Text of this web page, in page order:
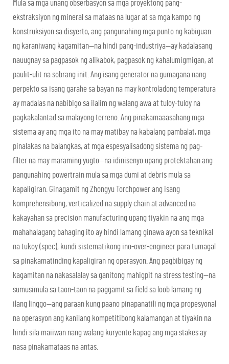
Mula sa mga unang obserbasyon sa mga proyektong pang-
ekstraksiyon ng mineral sa mataas na lugar at sa mga kampo ng
konstruksiyon sa disyerto, ang pangunahing mga punto ng kabiguan
ng karaniwang kagamitan—na hindi pang-industriya—ay kadalasang
nauugnay sa pagpasok ng alikabok, pagpasok ng kahalumigmigan, at
paulit-ulit na sobrang init. Ang isang generator na gumagana nang
perpekto sa isang garahe sa bayan na may kontroladong temperatura
ay madalas na nabibigo sa ilalim ng walang awa at tuloy-tuloy na
pagkakalantad sa malayong terreno. Ang pinakamaaasahang mga
sistema ay ang mga ito na may matibay na kabalang pambalat, mga
pinalakas na balangkas, at mga espesyalisadong sistema ng pag-
filter na may maraming yugto—na idinisenyo upang protektahan ang
pangunahing powertrain mula sa mga dumi at debris mula sa
kapaligiran. Ginagamit ng Zhongyu Torchpower ang isang
komprehensibong, verticalized na supply chain at advanced na
kakayahan sa precision manufacturing upang tiyakin na ang mga
mahahalagang bahaging ito ay hindi lamang ginawa ayon sa teknikal
na tukoy (spec), kundi sistematikong ino-over-engineer para tumagal
sa pinakamatinding kapaligiran ng operasyon. Ang pagbibigay ng
kagamitan na nakasalalay sa ganitong mahigpit na stress testing—na
sumusimula sa taon-taon na paggamit sa field sa loob lamang ng
ilang linggo—ang paraan kung paano pinapanatili ng mga propesyonal
na operasyon ang kanilang kompetitibong kalamangan at tiyakin na
hindi sila maiiwan nang walang kuryente kapag ang mga stakes ay
nasa pinakamataas na antas.